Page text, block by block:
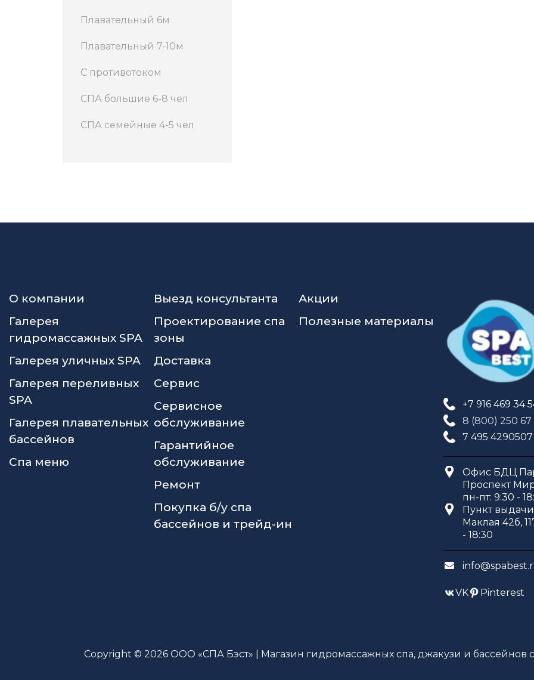
Плавательный 6м
Плавательный 7-10м
С противотоком
СПА большие 6-8 чел
СПА семейные 4-5 чел
О компании
Галерея
гидромассажных SPA
Галерея уличных SPA
Галерея переливных
SPA
Галерея плавательных
бассейнов
Спа меню
Выезд консультанта
Проектирование спа
зоны
Доставка
Сервис
Сервисное
обслуживание
Гарантийное
обслуживание
Ремонт
Покупка б/у спа
бассейнов и трейд-ин
Акции
Полезные материалы
+7 916 469 34
8 (800) 250
7 495 4290507
Офис БДЦ
Проспект
пн-пт: 9:30 -
Пункт
Маклая 42б,
- 18:30
VK Pinterest
Copyright © 2026 ООО «СПА Бэст» | Магазин гидромассажных спа, джакузи и